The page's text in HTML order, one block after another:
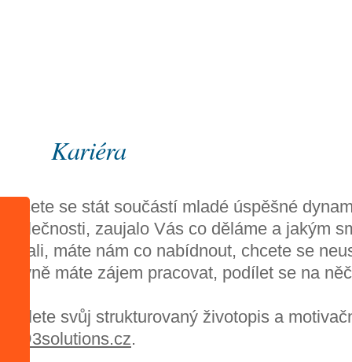
Kariéra
Chcete se stát součástí mladé úspěšné
společnosti, zaujalo Vás co děláme a jakým
vydali, máte nám co nabídnout, chcete se
hlavně máte zájem pracovat, podílet se na
Zašlete svůj strukturovaný životopis a
hr@3solutions.cz.